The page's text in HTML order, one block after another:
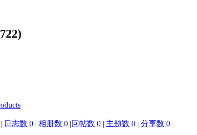
| 日志数 0 | 相册数 0 |回帖数 0 | 主题数 0 | 分享数 0